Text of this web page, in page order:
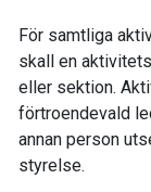
För samtliga
skall en
eller sektion.
förtroendevald
annan person
styrelse.